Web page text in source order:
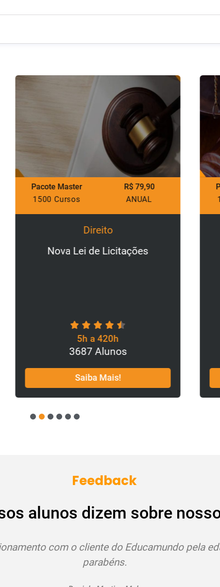
Master
Cursos
R$ 79,90
Nova Lei de Licitações
3687 Alunos
Saiba Mais!
Pacote
1500 Cursos
4 5 6
Feedback
alunos dizem sobre
Estou adorando os cursos!